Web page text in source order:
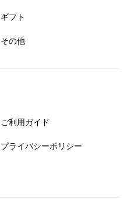
ギフト
その他
ご利用ガイド
プライバシーポリシー